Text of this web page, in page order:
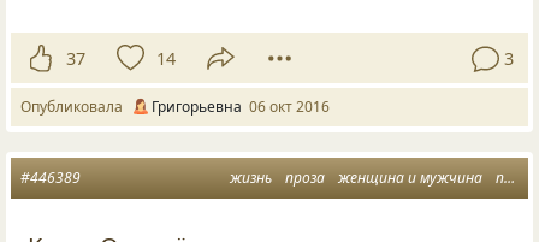
37 14 3
Опубликовала Григорьевна 06 окт 2016
жизнь проза женщина и мужчина прожитое
#446389